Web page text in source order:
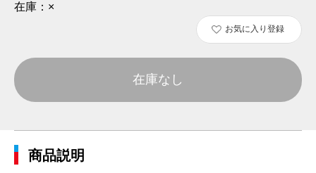
在庫： ×
お気に入り登録
在庫なし
商品説明